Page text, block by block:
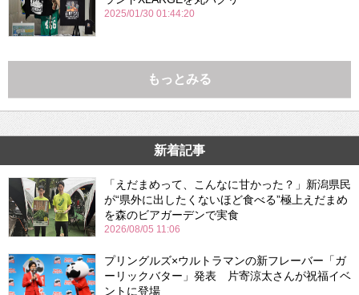
2025/01/30 01:44:20
もっとみる
新着記事
「えだまめって、こんなに甘かった？」新潟県民
が“県外に出したくないほど食べる”極上えだまめ
を森のビアガーデンで実食
2026/08/05 11:06
プリングルズ×ウルトラマンの新フレーバー「ガ
ーリックバター」発表 片寄涼太さんが祝福イベ
ントに登場